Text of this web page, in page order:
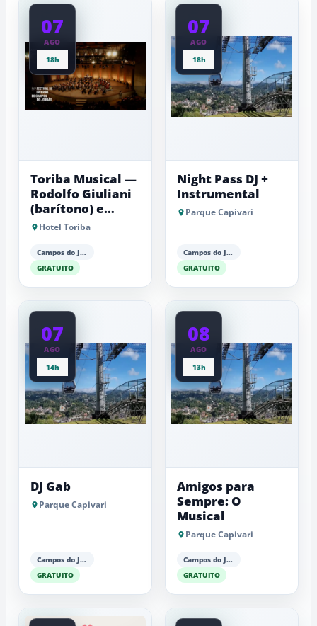
07
AGO
18h
Toriba Musical —
Rodolfo Giuliani
(barítono) e
Antonio Luiz
Hotel Toriba
Campos do Jordão
GRATUITO
07
AGO
18h
Night Pass DJ +
Instrumental
Parque Capivari
Campos do Jordão
GRATUITO
07
AGO
14h
DJ Gab
Parque Capivari
Campos do Jordão
GRATUITO
08
AGO
13h
Amigos para
Sempre: O
Musical
Parque Capivari
Campos do Jordão
GRATUITO